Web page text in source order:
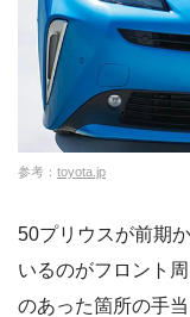
参考： toyota.jp
50プリウスが前期
いるのがフロント
のあった箇所の手